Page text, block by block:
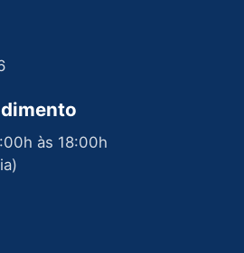
às 18:00h